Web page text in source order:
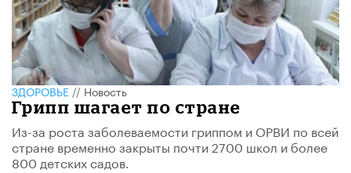
ЗДОРОВЬЕ//Новость
Грипп шагает по стране
Из-за роста заболеваемости гриппом и ОРВИ по всей
стране временно закрыты почти 2700 школ и более
800 детских садов.